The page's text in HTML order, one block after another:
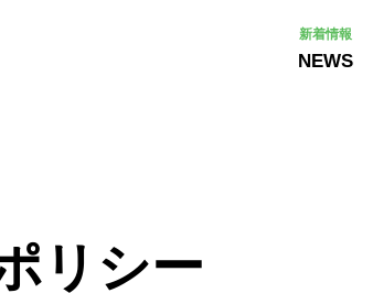
新着情報
NEWS
リシー